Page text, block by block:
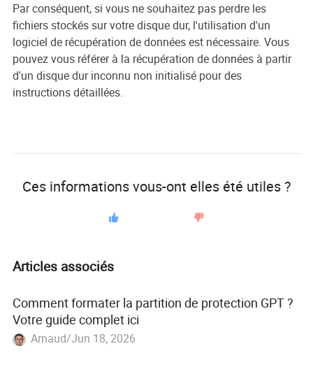
Par conséquent, si vous ne souhaitez pas perdre les
fichiers stockés sur votre disque dur, l'utilisation d'un
logiciel de récupération de données est nécessaire. Vous
pouvez vous référer à la récupération de données à partir
d'un disque dur inconnu non initialisé pour des
instructions détaillées.
Ces informations vous-ont elles été utiles ?
Articles associés
Comment formater la partition de protection GPT ?
Votre guide complet ici
Arnaud/Jun 18, 2026